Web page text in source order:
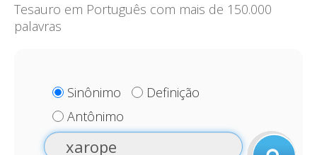
Tesauro em Português com mais de 150.000
palavras
Sinônimo
Definição
Antônimo